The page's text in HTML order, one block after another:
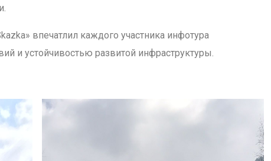
впечатлил каждого участника инфотура
и устойчивостью развитой инфраструктуры.